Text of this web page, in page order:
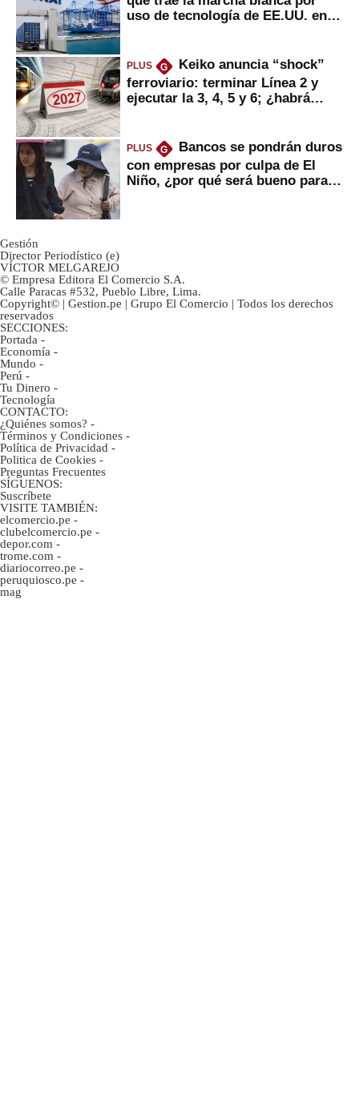
uso de tecnología de EE.UU. en
PLUS G
Keiko anuncia “shock”
ferroviario: terminar Línea 2 y
ejecutar la 3, 4, 5 y 6; ¿habrá
PLUS G
Bancos se pondrán duros
con empresas por culpa de El
Niño, ¿por qué será bueno para
Gestión
Director Periodístico (e)
VÍCTOR MELGAREJO
© Empresa Editora El Comercio S.A.
Calle Paracas #532, Pueblo Libre, Lima.
Copyright© | Gestion.pe | Grupo El Comercio | Todos los derechos
reservados
SECCIONES:
Portada -
Economía -
Mundo -
Perú -
Tu Dinero -
Tecnología
CONTACTO:
¿Quiénes somos? -
Términos y Condiciones -
Política de Privacidad -
Politica de Cookies -
Preguntas Frecuentes
SÍGUENOS:
Suscríbete
VISITE TAMBIÉN:
elcomercio.pe -
clubelcomercio.pe -
depor.com -
trome.com -
diariocorreo.pe -
peruquiosco.pe -
mag